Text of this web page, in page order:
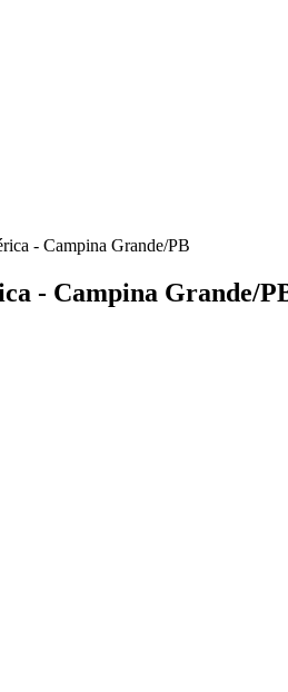
- Campina Grande/PB
- Campina Grande/